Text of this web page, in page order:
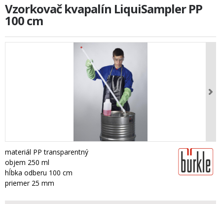
Vzorkovač kvapalín LiquiSampler PP
100 cm
materiál PP transparentný
objem 250 ml
hĺbka odberu 100 cm
priemer 25 mm